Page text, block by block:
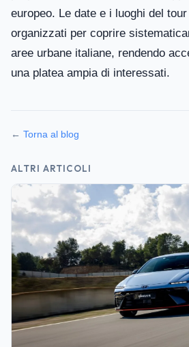
europeo. Le date e i luoghi del
organizzati per coprire
aree urbane italiane, rendendo
una platea ampia di interessati.
← Torna al blog
ALTRI ARTICOLI